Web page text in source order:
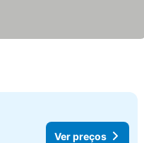
Ver preços